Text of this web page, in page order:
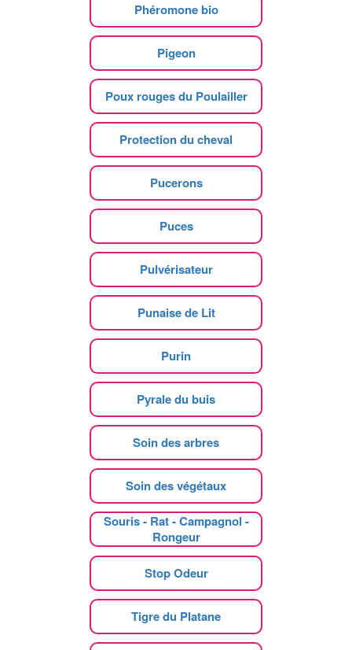
Phéromone bio
Pigeon
Poux rouges du Poulailler
Protection du cheval
Pucerons
Puces
Pulvérisateur
Punaise de Lit
Purin
Pyrale du buis
Soin des arbres
Soin des végétaux
Souris - Rat - Campagnol -
Rongeur
Stop Odeur
Tigre du Platane